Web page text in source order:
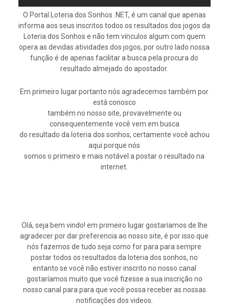
O Portal Loteria dos Sonhos .NET, é um canal que apenas
informa aos seus inscritos todos os resultados dos jogos da
Loteria dos Sonhos e não tem vínculos algum com quem
opera as devidas atividades dos jogos, por outro lado nossa
função é de apenas facilitar a busca pela procura do
resultado almejado do apostador.
Em primeiro lugar portanto nós agradecemos também por
está conosco
também no nosso site, provavelmente ou
consequentemente você vem em busca
do resultado da loteria dos sonhos, certamente você achou
aqui porque nós
somos o primeiro e mais notável a postar o resultado na
internet.
Olá, seja bem vindo! em primeiro lugar gostaríamos de lhe
agradecer por dar preferencia ao nosso site, é por isso que
nós fazemos de tudo seja como for para para sempre
postar todos os resultados da loteria dos sonhos, no
entanto se você não estiver inscrito no nosso canal
gostaríamos muito que você fizesse a sua inscrição no
nosso canal para para que você possa receber as nossas
notificações dos videos.